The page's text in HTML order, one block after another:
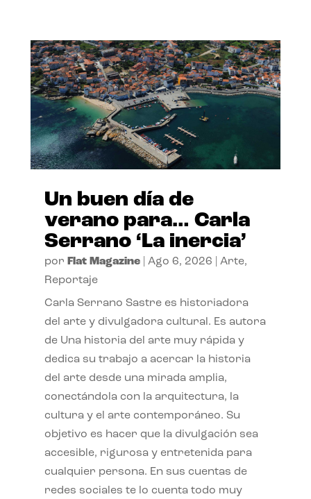
Un buen día de
verano para… Carla
Serrano ‘La inercia’
por Flat Magazine| Ago 6, 2026 Arte,
Reportaje
Carla Serrano Sastre es historiadora
del arte y divulgadora cultural. Es autora
de Una historia del arte muy rápida y
dedica su trabajo a acercar la historia
del arte desde una mirada amplia,
conectándola con la arquitectura, la
cultura y el arte contemporáneo. Su
objetivo es hacer que la divulgación sea
accesible, rigurosa y entretenida para
cualquier persona. En sus cuentas de
redes sociales te lo cuenta todo muy